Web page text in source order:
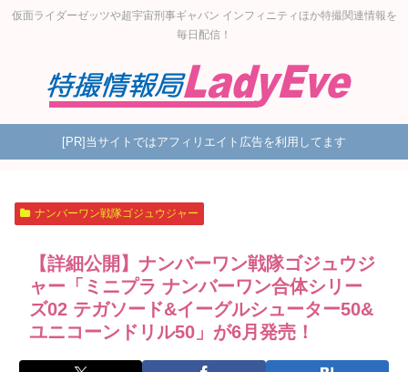
仮面ライダーゼッツや超宇宙刑事ギャバン インフィニティほか特撮関連情報を
毎日配信！
[PR]当サイトではアフィリエイト広告を利用してます
ナンバーワン戦隊ゴジュウジャー
【詳細公開】ナンバーワン戦隊ゴジュウジ
ャー「ミニプラ ナンバーワン合体シリー
ズ02 テガソード&イーグルシューター50&
ユニコーンドリル50」が6月発売！